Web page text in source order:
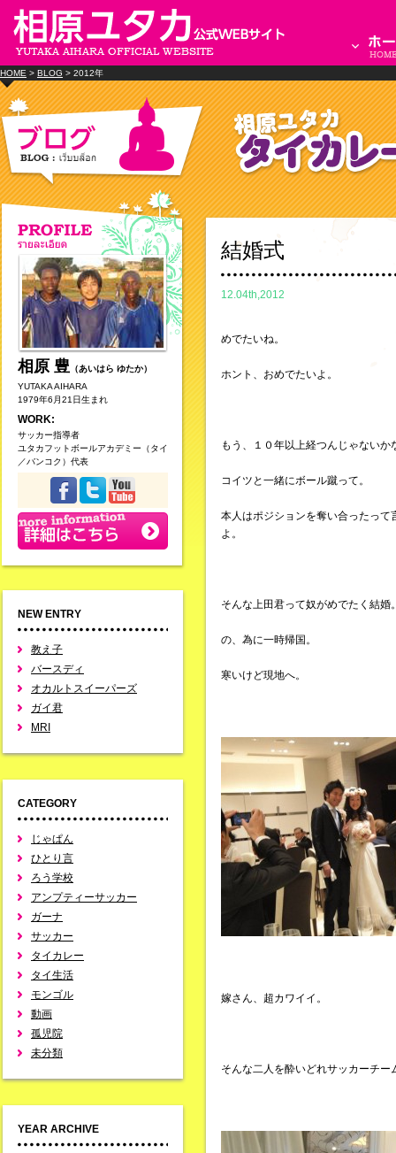
HOME > BLOG > 2012年
相原 豊 （あいはら ゆたか）
YUTAKA AIHARA
1979年6月21日生まれ
WORK:
サッカー指導者
ユタカフットボールアカデミー（タイ
／バンコク）代表
NEW ENTRY
教え子
バースディ
オカルトスイーパーズ
ガイ君
MRI
CATEGORY
じゃぱん
ひとり言
ろう学校
アンプティーサッカー
ガーナ
サッカー
タイカレー
タイ生活
モンゴル
動画
孤児院
未分類
YEAR ARCHIVE
結婚式
12.04th,2012
めでたいね。
ホント、おめでたいよ。
もう、１０年以上経つんじゃないか
コイツと一緒にボール蹴って。
本人はポジションを奪い合ったっ
よ。
そんな上田君って奴がめでたく結婚
の、為に一時帰国。
寒いけど現地へ。
嫁さん、超カワイイ。
そんな二人を酔いどれサッカーチー